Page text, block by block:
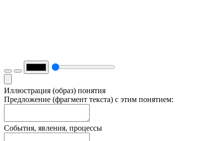
Иллюстрация (образ) понятия
Предложение (фрагмент текста) с этим понятием:
События, явления, процессы